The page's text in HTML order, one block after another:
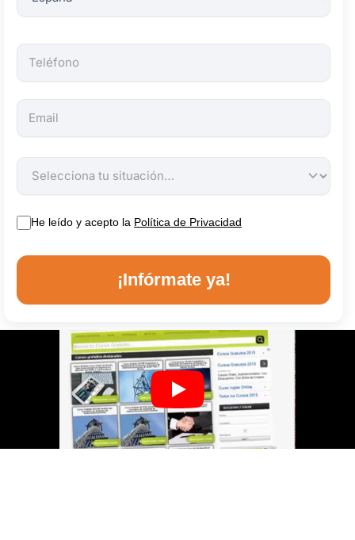
He leído y acepto la Política de Privacidad
¡Infórmate ya!